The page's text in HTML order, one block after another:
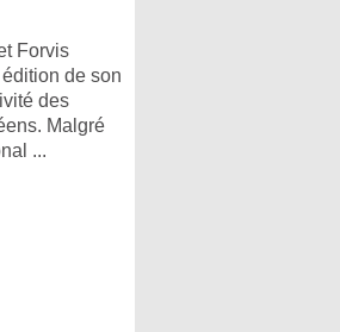
Forvis
de son
des
Malgré
...